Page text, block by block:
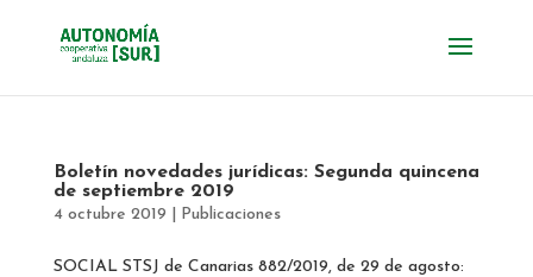
Boletín novedades jurídicas: Segunda quincena
de septiembre 2019
4 octubre 2019 Publicaciones
SOCIAL STSJ de Canarias 882/2019, de 29 de agosto: